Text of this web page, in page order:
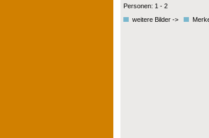
Personen: 1 - 2
weitere Bilder ->